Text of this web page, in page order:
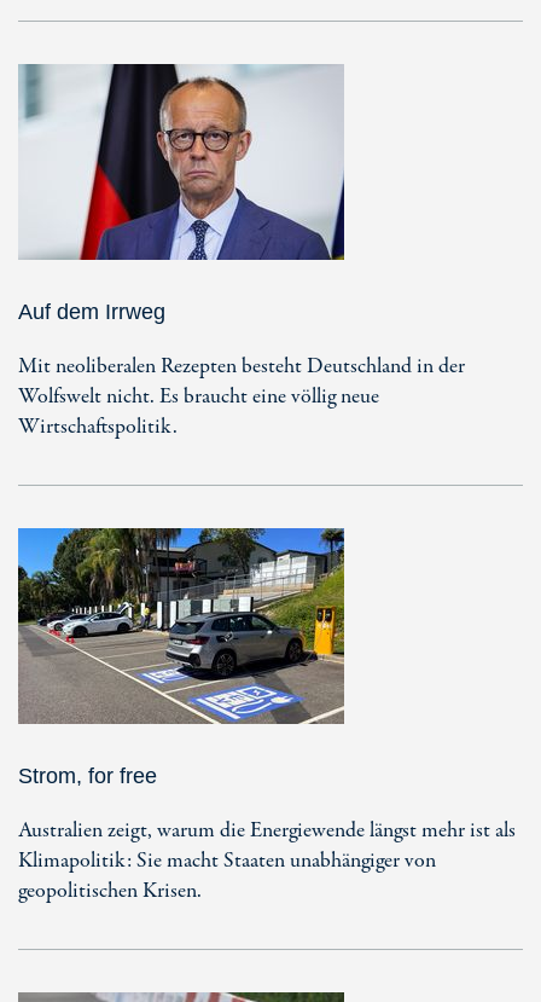
Auf dem Irrweg
Mit neoliberalen Rezepten besteht Deutschland in der
Wolfswelt nicht. Es braucht eine völlig neue
Wirtschaftspolitik.
Strom, for free
Australien zeigt, warum die Energiewende längst mehr ist als
Klimapolitik: Sie macht Staaten unabhängiger von
geopolitischen Krisen.